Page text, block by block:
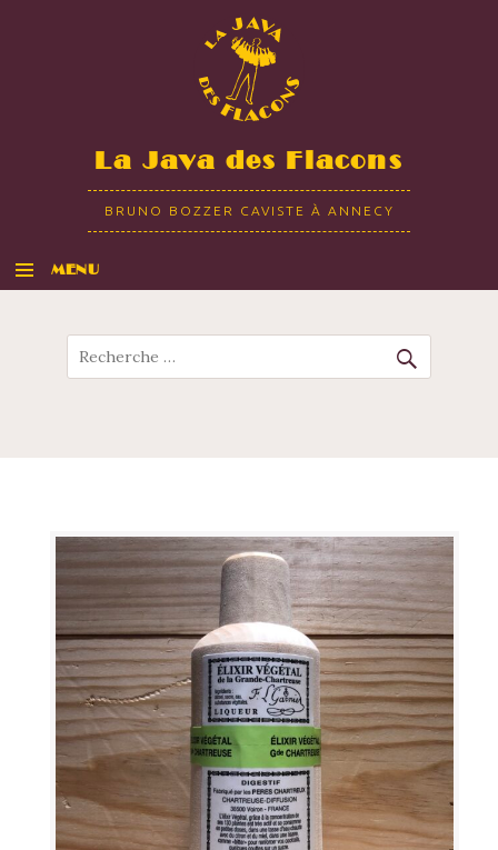
La Java des Flacons
BRUNO BOZZER CAVISTE À ANNECY
MENU
Recherche